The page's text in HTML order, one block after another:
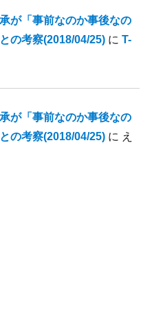
が「事前なのか事後なの
の考察(2018/04/25) にT-
が「事前なのか事後なの
の考察(2018/04/25) に え